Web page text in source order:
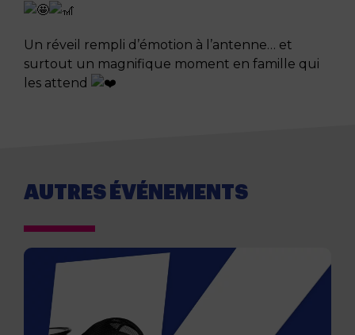
Un réveil rempli d’émotion à l’antenne… et
surtout un magnifique moment en famille qui
les attend
AUTRES ÉVÉNEMENTS